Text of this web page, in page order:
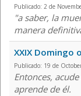
Publicado: 2 de
"a saber, la
manera
XXIX Domingo
Publicado: 19 de
Entonces,
aprende de él.